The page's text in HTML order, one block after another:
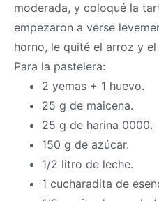
moderada, y coloqué la
empezaron a verse
horno, le quité el arroz y el
Para la pastelera:
2 yemas + 1 huevo.
25 g de maicena.
25 g de harina 0000.
150 g de azúcar.
1/2 litro de leche.
1 cucharadita de